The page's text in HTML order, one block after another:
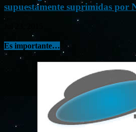
supuestamente suprimidas por
Es importante…